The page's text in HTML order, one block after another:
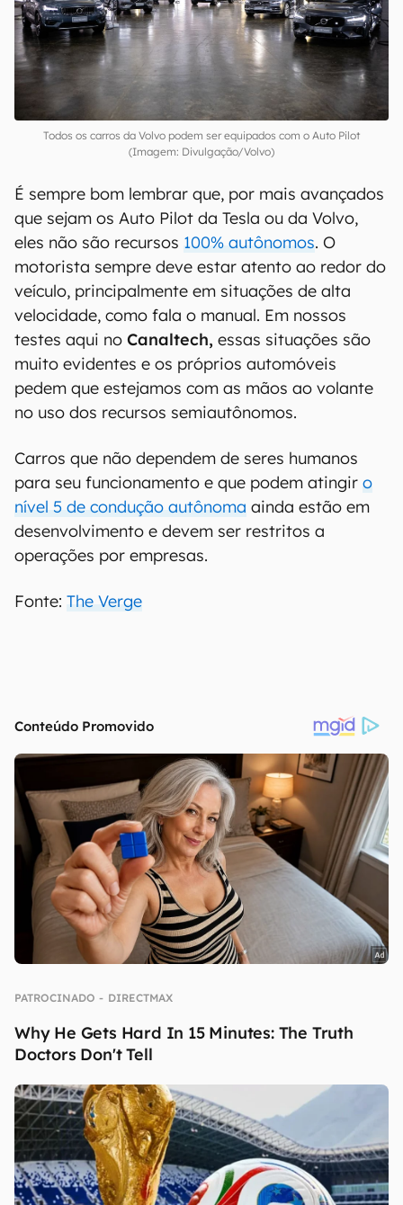
Todos os carros da Volvo podem ser equipados com o Auto Pilot
(Imagem: Divulgação/Volvo)
É sempre bom lembrar que, por mais avançados
que sejam os Auto Pilot da Tesla ou da Volvo,
eles não são recursos 100% autônomos. O
motorista sempre deve estar atento ao redor do
veículo, principalmente em situações de alta
velocidade, como fala o manual. Em nossos
testes aqui no Canaltech, essas situações são
muito evidentes e os próprios automóveis
pedem que estejamos com as mãos ao volante
no uso dos recursos semiautônomos.
Carros que não dependem de seres humanos
para seu funcionamento e que podem atingir o
nível 5 de condução autônoma ainda estão em
desenvolvimento e devem ser restritos a
operações por empresas.
Fonte: The Verge